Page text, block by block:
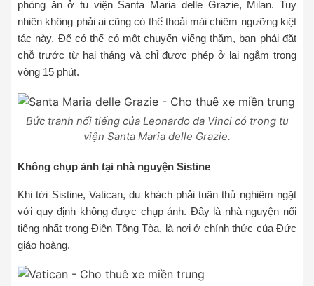
phòng ăn ở tu viện Santa Maria delle Grazie, Milan. Tuy
nhiên không phải ai cũng có thể thoải mái chiêm ngưỡng kiệt
tác này. Để có thể có một chuyến viếng thăm, bạn phải đặt
chỗ trước từ hai tháng và chỉ được phép ở lại ngắm trong
vòng 15 phút.
Bức tranh nổi tiếng của Leonardo da Vinci có trong tu
viện Santa Maria delle Grazie.
Không chụp ảnh tại nhà nguyện Sistine
Khi tới Sistine, Vatican, du khách phải tuân thủ nghiêm ngặt
với quy định không được chụp ảnh. Đây là nhà nguyện nổi
tiếng nhất trong Điện Tông Tòa, là nơi ở chính thức của Đức
giáo hoàng.